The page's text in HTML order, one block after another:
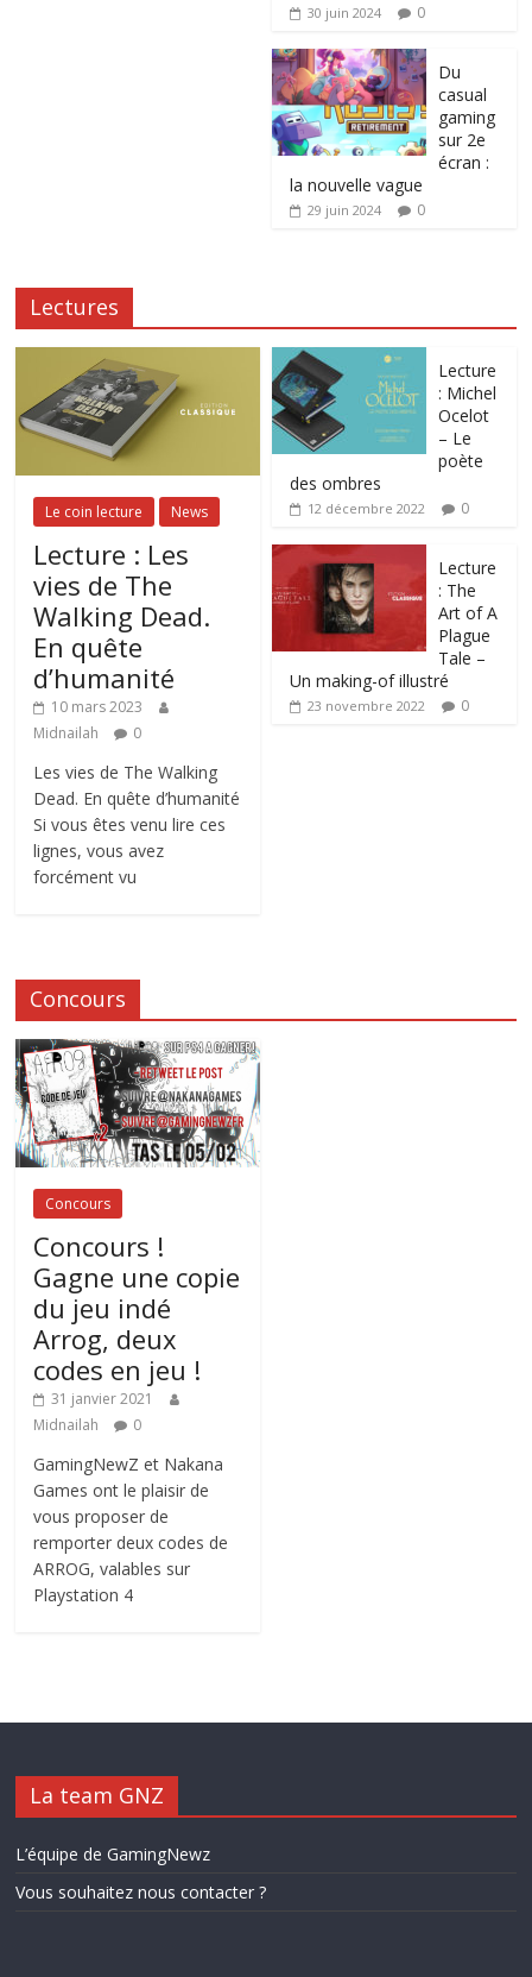
30 juin 2024 0
Du
casual
gaming
sur 2e
écran :
la nouvelle vague
29 juin 2024 0
Lectures
Le coin lecture News
Lecture : Les
vies de The
Walking Dead.
En quête
d’humanité
10 mars 2023
Midnailah
0
Les vies de The Walking
Dead. En quête d’humanité
Si vous êtes venu lire ces
lignes, vous avez
forcément vu
Lecture
: Michel
Ocelot
– Le
poète
des ombres
12 décembre 2022 0
Lecture
: The
Art of A
Plague
Tale –
Un making-of illustré
23 novembre 2022 0
Concours
Concours
Concours !
Gagne une copie
du jeu indé
Arrog, deux
codes en jeu !
31 janvier 2021
Midnailah
0
GamingNewZ et Nakana
Games ont le plaisir de
vous proposer de
remporter deux codes de
ARROG, valables sur
Playstation 4
La team GNZ
L’équipe de GamingNewz
Vous souhaitez nous contacter ?